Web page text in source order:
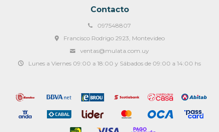
Contacto
097548807
Francisco Rodrigo 2923, Montevideo
ventas@mulata.com.uy
Lunes a Viernes 09:00 a 18:00 y Sábados de 09:00 a 14:00 hs